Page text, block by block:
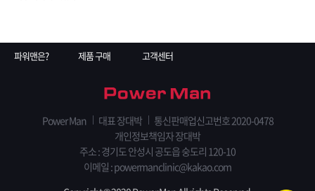
파워맨은? 제품 구매 고객센터
Power Man 대표 장대박
통신판매업신고번호 2020-0478
개인정보책임자 장대박
주소 : 경기도 안성시 공도읍 숭도리 120-10
이메일 : powermanclinic@kakao.com